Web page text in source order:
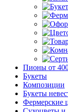
Пионы от
Букеты
Композиции
Букеты
Фермерские